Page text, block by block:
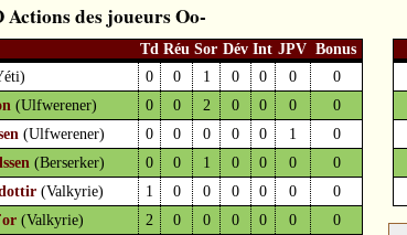
Actions des joueurs
Td Réu Sor Dév Int JPV Bonus
0 0 1 0 0 0
0
(Ulfwerener) 0 0 2 0 0 0
0
(Ulfwerener) 0 0 0 0 0 1
0
(Berserker) 0 0 1 0 0 0
0
(Valkyrie) 1 0 0 0 0 0
0
(Valkyrie) 2 0 0 0 0 0 0